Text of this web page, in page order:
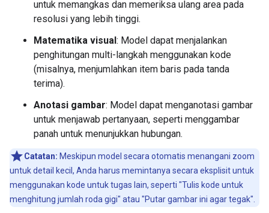
untuk memangkas dan memeriksa ulang area pada
resolusi yang lebih tinggi.
Matematika visual: Model dapat menjalankan
penghitungan multi-langkah menggunakan kode
(misalnya, menjumlahkan item baris pada tanda
terima).
Anotasi gambar: Model dapat menganotasi gambar
untuk menjawab pertanyaan, seperti menggambar
panah untuk menunjukkan hubungan.
Catatan: Meskipun model secara otomatis menangani zoom
untuk detail kecil, Anda harus memintanya secara eksplisit untuk
menggunakan kode untuk tugas lain, seperti "Tulis kode untuk
menghitung jumlah roda gigi" atau "Putar gambar ini agar tegak".